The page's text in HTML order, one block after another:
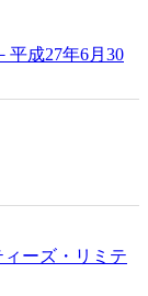
平成27年6月30
ーズ・リミテ